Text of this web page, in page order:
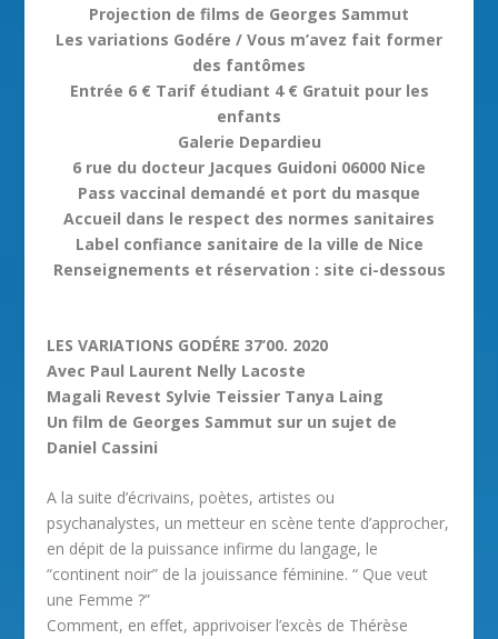
Projection de films de Georges Sammut
Les variations Godére / Vous m’avez fait former
des fantômes
Entrée 6 € Tarif étudiant 4 € Gratuit pour les
enfants
Galerie Depardieu
6 rue du docteur Jacques Guidoni 06000 Nice
Pass vaccinal demandé et port du masque
Accueil dans le respect des normes sanitaires
Label confiance sanitaire de la ville de Nice
Renseignements et réservation : site ci-dessous
LES VARIATIONS GODÉRE 37’00. 2020
Avec Paul Laurent Nelly Lacoste
Magali Revest Sylvie Teissier Tanya Laing
Un film de Georges Sammut sur un sujet de
Daniel Cassini
A la suite d’écrivains, poètes, artistes ou
psychanalystes, un metteur en scène tente d’approcher,
en dépit de la puissance infirme du langage, le
“continent noir” de la jouissance féminine. “ Que veut
une Femme ?”
Comment, en effet, apprivoiser l’excès de Thérèse